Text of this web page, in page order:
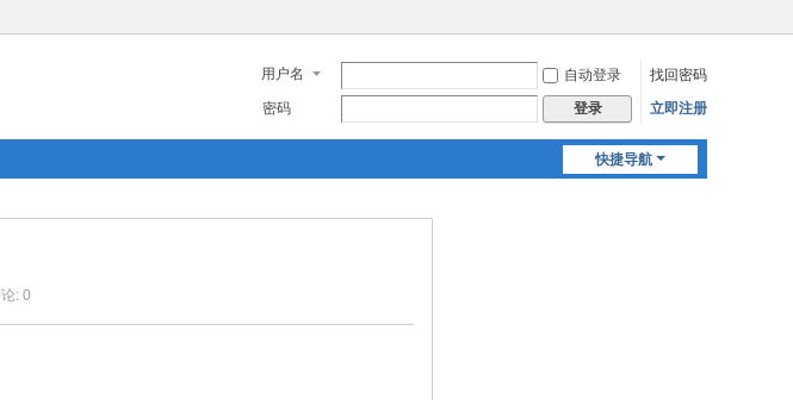
用户名 自动登录
找回密码
密码
登录 立即注册
快捷导航
: 0